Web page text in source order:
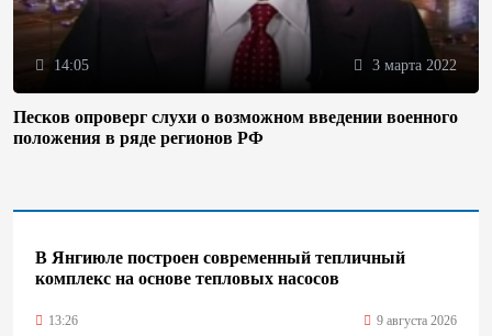
14:05 3 марта 2022
Песков опроверг слухи о возможном введении военного
положения в ряде регионов РФ
В Янгиюле построен современный тепличный
комплекс на основе тепловых насосов
13:26 9 августа 2026